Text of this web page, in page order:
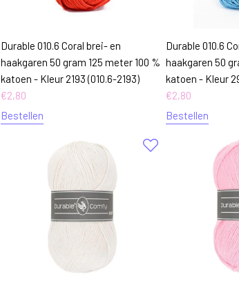
Durable 010.6 Coral brei- en
haakgaren 50 gram 125 meter 100 %
katoen - Kleur 2193 (010.6-2193)
€2,80
Bestellen
Durable 010.6
haakgaren 50
katoen - Kleur
€2,80
Bestellen